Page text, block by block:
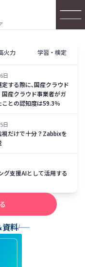
火力 学習・検定
日
する際に､国産クラウド
産クラウド事業者がガ
との認知度は59.3％
日
だけで十分？Zabbixを
グ支援AIとして活用する
資料